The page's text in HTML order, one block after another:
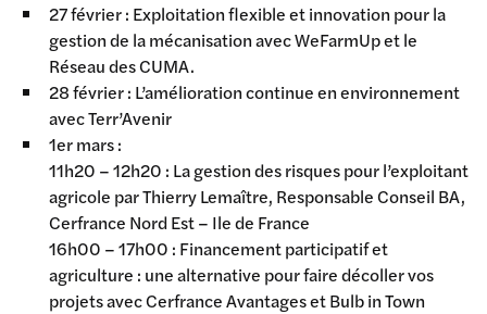
27 février : Exploitation flexible et innovation pour la
gestion de la mécanisation avec WeFarmUp et le
Réseau des CUMA.
28 février : L’amélioration continue en environnement
avec Terr’Avenir
1er mars :
11h20 – 12h20 : La gestion des risques pour l’exploitant
agricole par Thierry Lemaître, Responsable Conseil BA,
Cerfrance Nord Est – Ile de France
16h00 – 17h00 : Financement participatif et
agriculture : une alternative pour faire décoller vos
projets avec Cerfrance Avantages et Bulb in Town